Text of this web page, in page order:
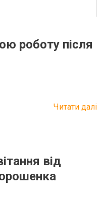
роботу після
Читати далі
від